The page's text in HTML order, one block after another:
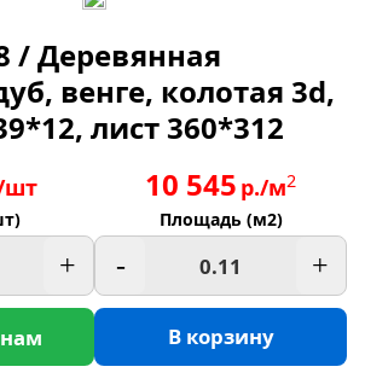
/ Деревянная
венге, колотая 3d,
лист 360*312
шт
+
10 545 р./м2
Площадь (м2)
- +
В корзину